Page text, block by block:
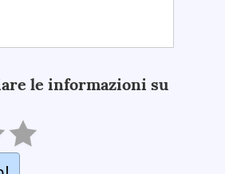
le informazioni su